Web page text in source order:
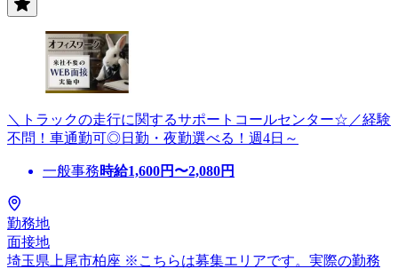
＼トラックの走行に関するサポートコールセンター☆／経験
不問！車通勤可◎日勤・夜勤選べる！週4日～
一般事務時給1,600円〜2,080円
勤務地
面接地
埼玉県上尾市柏座 ※こちらは募集エリアです。実際の勤務